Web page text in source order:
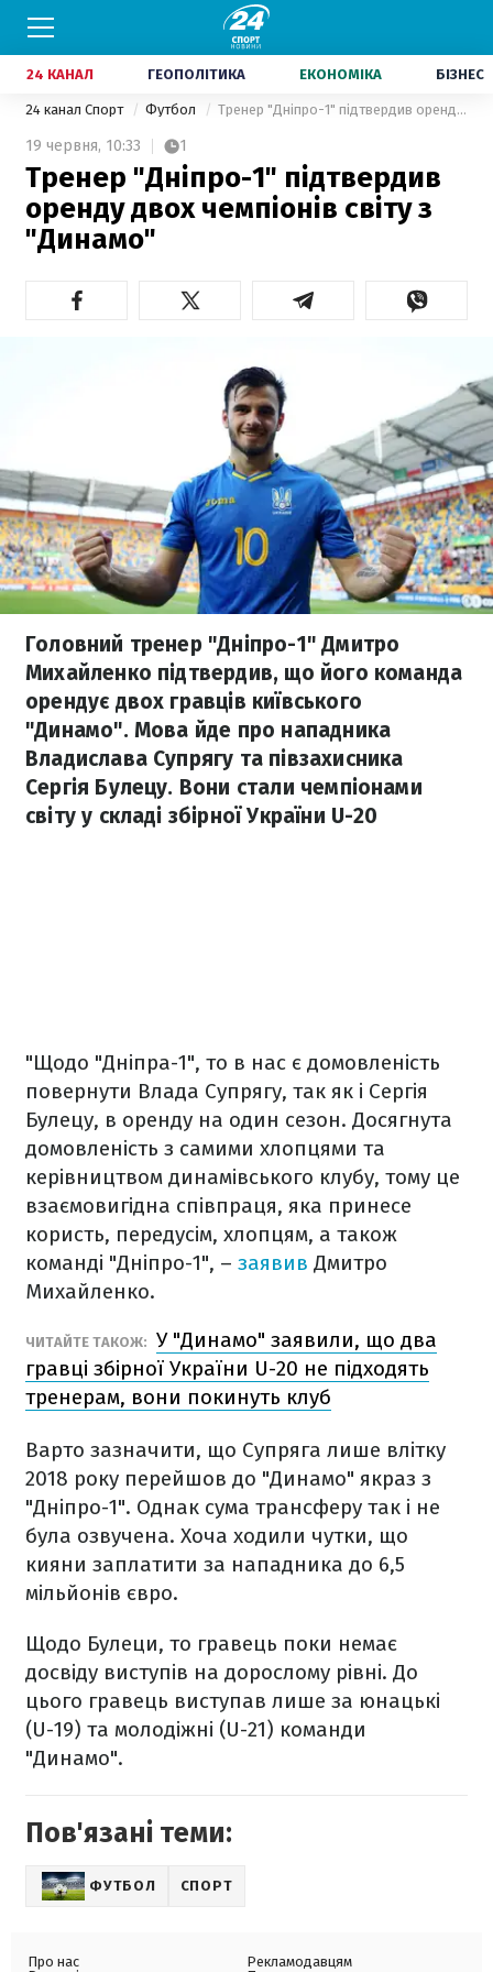
24 КАНАЛ ГЕОПОЛІТИКА ЕКОНОМІКА БІЗНЕС
24 канал Спорт Футбол Тренер "Дніпро-1" підтвердив оренду двох чемпіонів світу з "Динамо"
19 червня, 10:33 1
Тренер "Дніпро-1" підтвердив
оренду двох чемпіонів світу з
"Динамо"
Головний тренер "Дніпро-1" Дмитро
Михайленко підтвердив, що його команда
орендує двох гравців київського
"Динамо". Мова йде про нападника
Владислава Супрягу та півзахисника
Сергія Булецу. Вони стали чемпіонами
світу у складі збірної України U-20
"Щодо "Дніпра-1", то в нас є домовленість
повернути Влада Супрягу, так як і Сергія
Булецу, в оренду на один сезон. Досягнута
домовленість з самими хлопцями та
керівництвом динамівського клубу, тому це
взаємовигідна співпраця, яка принесе
користь, передусім, хлопцям, а також
команді "Дніпро-1", – заявив Дмитро
Михайленко.
ЧИТАЙТЕ ТАКОЖ: У "Динамо" заявили, що два
гравці збірної України U-20 не підходять
тренерам, вони покинуть клуб
Варто зазначити, що Супряга лише влітку
2018 року перейшов до "Динамо" якраз з
"Дніпро-1". Однак сума трансферу так і не
була озвучена. Хоча ходили чутки, що
кияни заплатити за нападника до 6,5
мільйонів євро.
Щодо Булеци, то гравець поки немає
досвіду виступів на дорослому рівні. До
цього гравець виступав лише за юнацькі
(U-19) та молодіжні (U-21) команди
"Динамо".
Пов'язані теми:
ФУТБОЛ СПОРТ
Про нас
Рекламодавцям